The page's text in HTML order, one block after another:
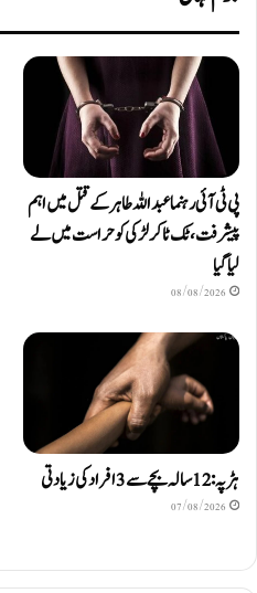
پی ٹی آئی رہنما عبداللہ طاہر کے قتل میں اہم
پیشرفت، ٹک ٹاکر لڑکی کو حراست میں لے
لیا گیا
08/08/2026
ہڑپہ: 12 سالہ بچے سے 3 افراد کی زیادتی
07/08/2026